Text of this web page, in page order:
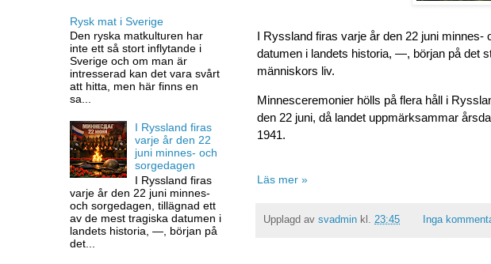
I Ryssland firas varje år den 22 juni
datumen i landets historia, —, början på det
människors liv.
Minnesceremonier hölls på flera håll i
den 22 juni, då landet uppmärksammar
1941.
Läs mer »
Upplagd av svadmin kl. 23:45 Inga
Rysk mat i Sverige
Den ryska matkulturen har
inte ett så stort inflytande i
Sverige och om man är
intresserad kan det vara svårt
att hitta, men här finns en
sa...
I Ryssland firas
varje år den 22
juni minnes- och
sorgedagen
I Ryssland firas
varje år den 22 juni minnes-
och sorgedagen, tillägnad ett
av de mest tragiska datumen i
landets historia, —, början på
det...